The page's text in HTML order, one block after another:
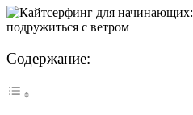
Содержание: